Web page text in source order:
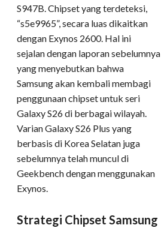
S947B. Chipset yang terdeteksi,
“s5e9965”, secara luas dikaitkan
dengan Exynos 2600. Hal ini
sejalan dengan laporan sebelumnya
yang menyebutkan bahwa
Samsung akan kembali membagi
penggunaan chipset untuk seri
Galaxy S26 di berbagai wilayah.
Varian Galaxy S26 Plus yang
berbasis di Korea Selatan juga
sebelumnya telah muncul di
Geekbench dengan menggunakan
Exynos.
Strategi Chipset Samsung